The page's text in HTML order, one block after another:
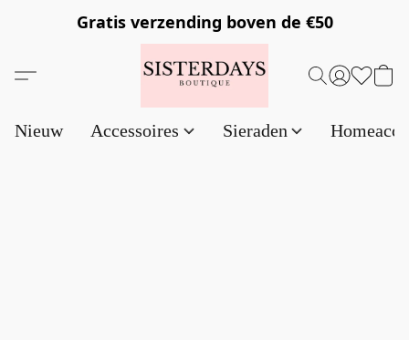
Gratis verzending boven de €50
Nieuw Accessoires Sieraden